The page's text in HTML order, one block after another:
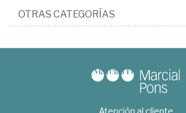
OTRAS CATEGORÍAS
Atención al cliente